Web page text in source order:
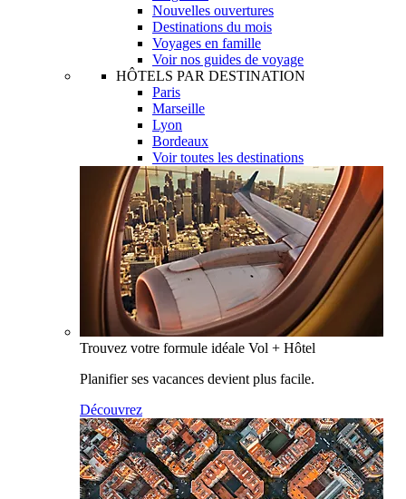
Nouvelles ouvertures
Destinations du mois
Voyages en famille
Voir nos guides de voyage
HÔTELS PAR DESTINATION
Paris
Marseille
Lyon
Bordeaux
Voir toutes les destinations
Trouvez votre formule idéale Vol + Hôtel
Planifier ses vacances devient plus facile.
Découvrez